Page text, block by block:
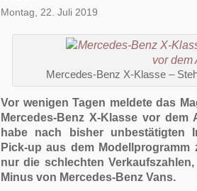
Montag, 22. Juli 2019
Mercedes-Benz X-Klasse –
Vor wenigen Tagen meldete das
Mercedes-Benz X-Klasse vor dem
habe nach bisher unbestätigten
Pick-up aus dem
nur die schlechten
Minus von Mercedes-Benz Vans.